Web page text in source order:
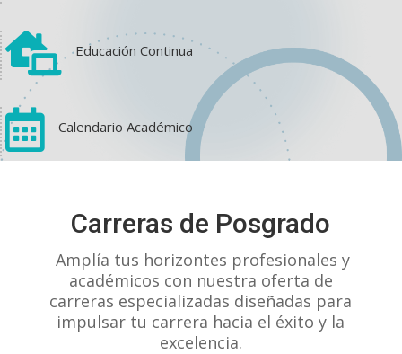
1 0
 Educación Continua
 Calendario Académico
Carreras de Posgrado
Amplía tus horizontes profesionales y
académicos con nuestra oferta de
carreras especializadas diseñadas para
impulsar tu carrera hacia el éxito y la
excelencia.